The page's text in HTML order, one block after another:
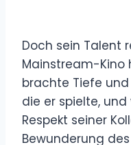
Doch sein Talent
Mainstream-Kino
brachte Tiefe
die er spielte,
Respekt seiner
Bewunderung